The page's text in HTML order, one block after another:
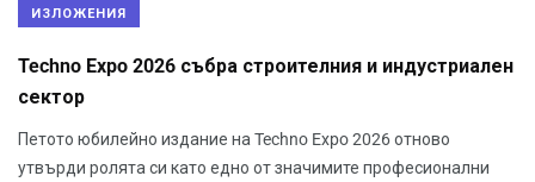
ИЗЛОЖЕНИЯ
Techno Expo 2026 събра строителния и индустриален
сектор
Петото юбилейно издание на Techno Expo 2026 отново
утвърди ролята си като едно от значимите професионални